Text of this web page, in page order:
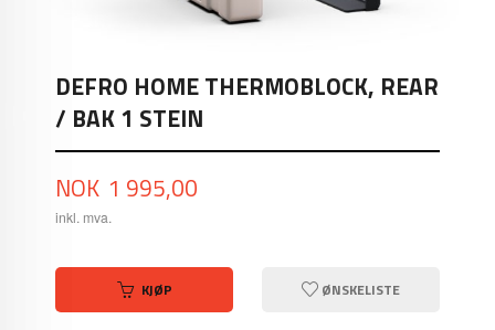
DEFRO HOME THERMOBLOCK, REAR
/ BAK 1 STEIN
Pris
NOK 1 995,00
inkl. mva.
KJØP ØNSKELISTE